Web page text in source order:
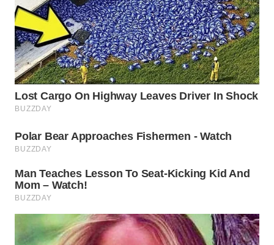
WN
CIREBON
WN
INDRAMAYU
KUNINGAN
MAJALENGKA
SUBANG